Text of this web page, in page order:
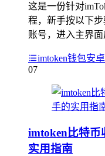
这是一份针对
程，新手按以下
账号，进入主界
imtoken钱包安
07
imtoken比特币
实用指南